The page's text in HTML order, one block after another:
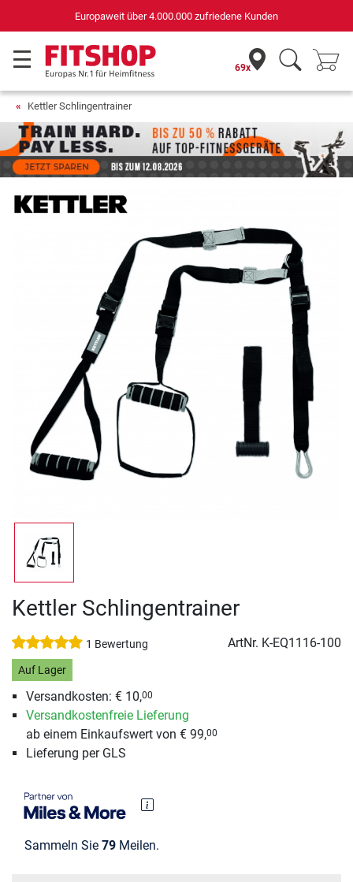
für Sportgeräte (n-tv+DISQ 2016-2024)
69x
Kettler Schlingentrainer
Kettler Schlingentrainer
1 Bewertung ArtNr. K-EQ1116-100
Auf Lager
Versandkosten: € 10,00
Versandkostenfreie Lieferung
ab einem Einkaufswert von € 99,00
Lieferung per GLS
Sammeln Sie 79 Meilen.